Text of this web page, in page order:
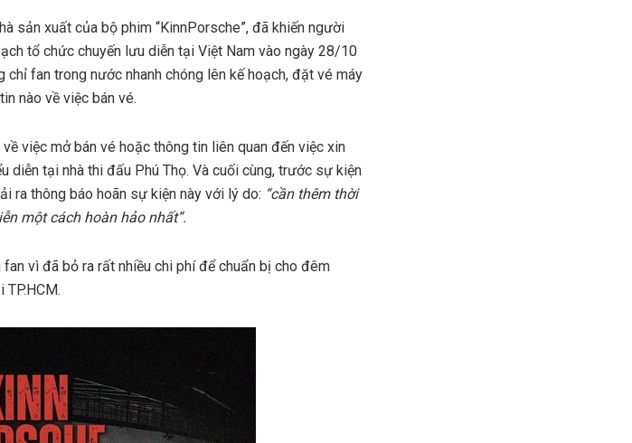
sản xuất của bộ phim “KinnPorsche”, đã khiến người
tổ chức chuyến lưu diễn tại Việt Nam vào ngày 28/10
chỉ fan trong nước nhanh chóng lên kế hoạch, đặt vé máy
nào về việc bán vé.
việc mở bán vé hoặc thông tin liên quan đến việc xin
diễn tại nhà thi đấu Phú Thọ. Và cuối cùng, trước sự kiện
ra thông báo hoãn sự kiện này với lý do: “cần thêm thời
một cách hoàn hảo nhất”.
vì đã bỏ ra rất nhiều chi phí để chuẩn bị cho đêm